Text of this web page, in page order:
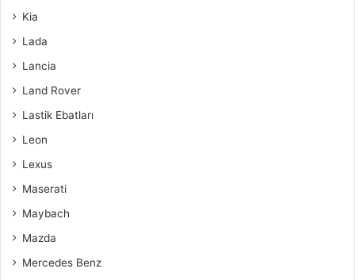
Kia
Lada
Lancia
Land Rover
Lastik Ebatları
Leon
Lexus
Maserati
Maybach
Mazda
Mercedes Benz